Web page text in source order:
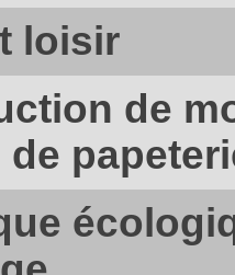
loisir
de